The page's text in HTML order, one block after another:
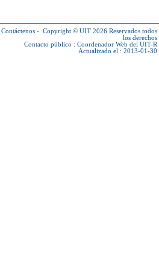
Contáctenos - Copyright © UIT 2026 Reservados todos
los derechos
Contacto público : Coordenador Web del UIT-R
Actualizado el : 2013-01-30